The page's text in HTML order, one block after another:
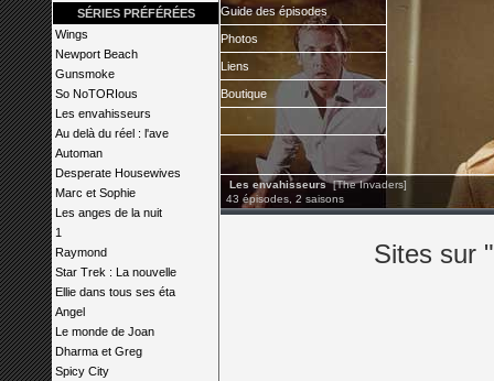
SÉRIES PRÉFÉRÉES
Wings
Newport Beach
Gunsmoke
So NoTORIous
Les envahisseurs
Au delà du réel : l'ave
Automan
Desperate Housewives
Marc et Sophie
Les anges de la nuit
1
Raymond
Star Trek : La nouvelle
Ellie dans tous ses éta
Angel
Le monde de Joan
Dharma et Greg
Spicy City
Guide des épisodes
Photos
Liens
Boutique
Les envahisseurs [The Invaders]
43 épisodes, 2 saisons
Sites sur